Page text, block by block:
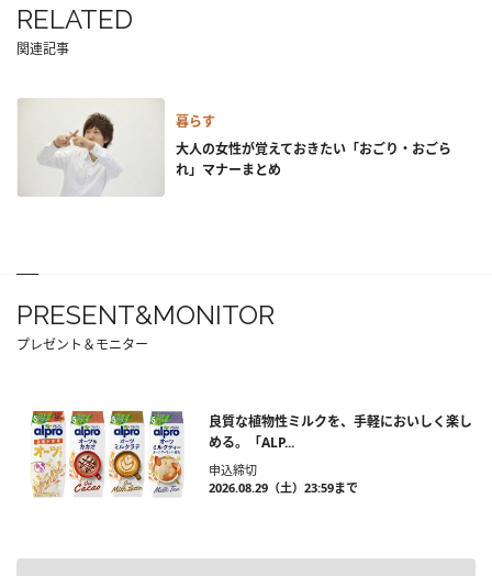
RELATED
関連記事
暮らす
大人の女性が覚えておきたい「おごり・おごら
れ」マナーまとめ
PRESENT&MONITOR
プレゼント＆モニター
良質な植物性ミルクを、手軽においしく楽し
める。「ALP...
申込締切
2026.08.29（土）23:59まで